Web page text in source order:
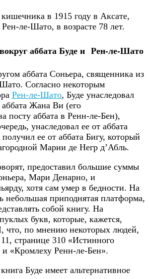
в 1915 году в Аксате,
ле-Шато, в возрасте 78 лет.
аббата Буде и Рен-ле-Шато
аббата Соньера, священника из
Согласно некоторым
Рен-ле-Шато, Буде унаследовал
Жана Ви (его
посту аббата в Ренн-ле-Бен),
унаследовал ее от аббата
ее от аббата Бигу, который
Марии де Негр д’Абль.
предоставил большие суммы
Мари Денарно, и
хотя сам умер в бедности. На
небольшая приподнятая платформа,
собой книгу. На
букв, которые, кажется,
что, по мнению некоторых людей,
11, странице 310 «Истинного
и «Кромлеху Ренн-ле-Бен».
Буде имеет альтернативное